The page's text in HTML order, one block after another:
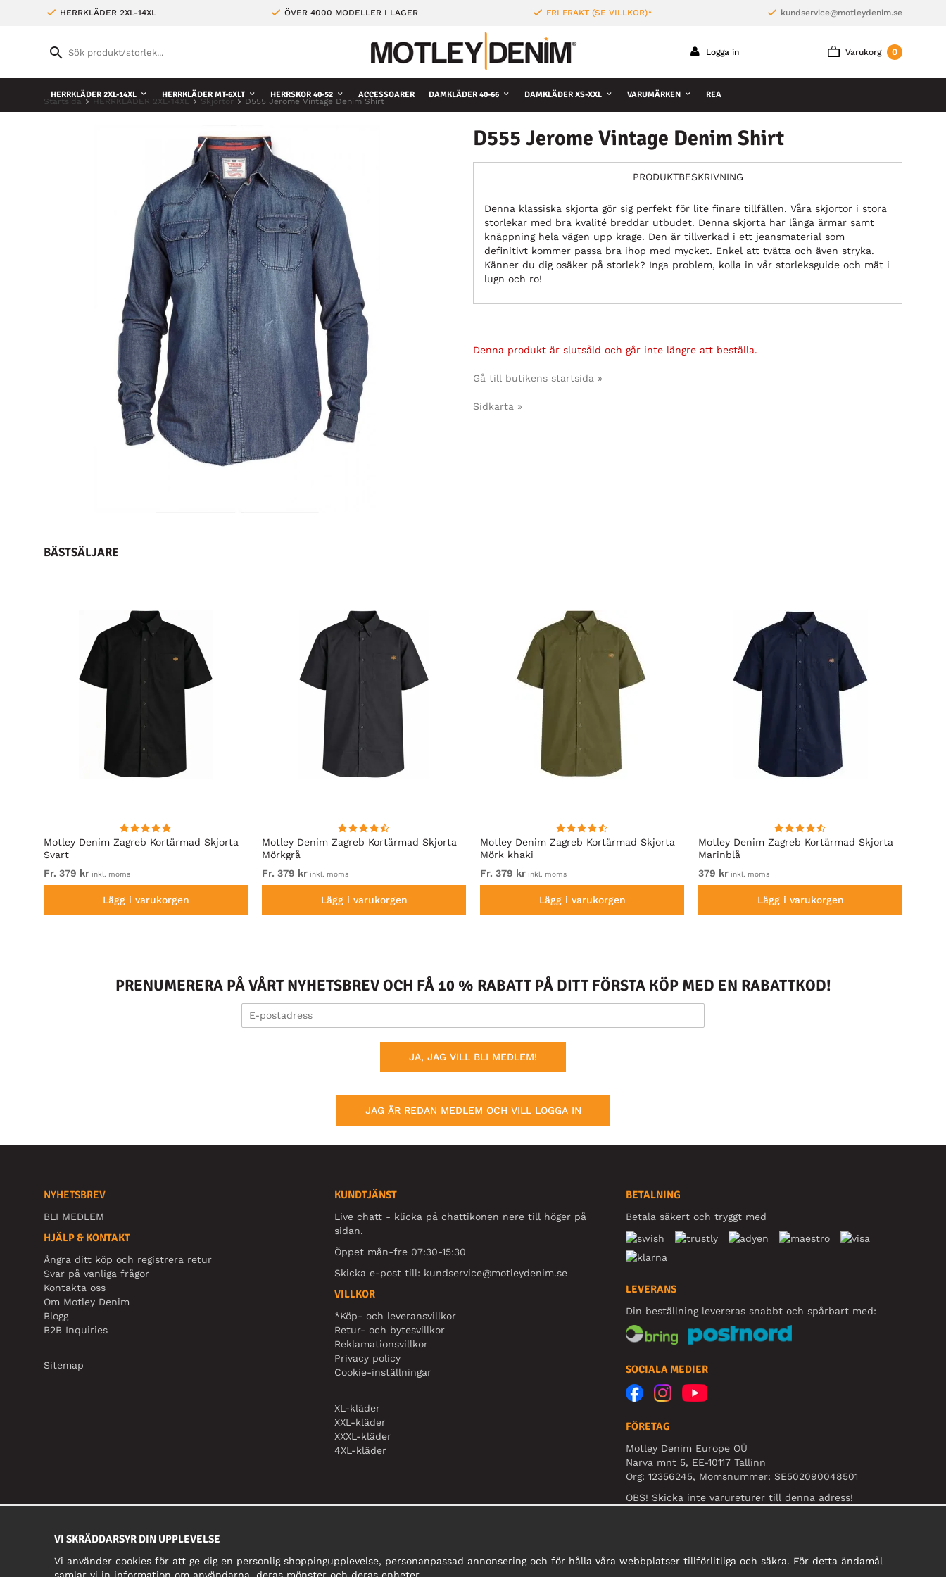
HERRKLÄDER 2XL-14XL ÖVER 4000 MODELLER I LAGER FRI FRAKT (SE VILLKOR)* kundservice@motleydenim.se
Varukorg 0
Logga in
HERRKLÄDER 2XL-14XL HERRKLÄDER MT-6XLT HERRSKOR 40-52 ACCESSOARER DAMKLÄDER 40-66 DAMKLÄDER XS-XXL VARUMÄRKEN REA
Startsida HERRKLÄDER 2XL-14XL Skjortor D555 Jerome Vintage Denim Shirt
D555 Jerome Vintage Denim Shirt
PRODUKTBESKRIVNING
Denna klassiska skjorta gör sig perfekt för lite finare tillfällen. Våra skjortor i stora
storlekar med bra kvalité breddar utbudet. Denna skjorta har långa ärmar samt
knäppning hela vägen upp krage. Den är tillverkad i ett jeansmaterial som
definitivt kommer passa bra ihop med mycket. Enkel att tvätta och även stryka.
Känner du dig osäker på storlek? Inga problem, kolla in vår storleksguide och mät i
lugn och ro!
Denna produkt är slutsåld och går inte längre att beställa.
Gå till butikens startsida »
Sidkarta »
BÄSTSÄLJARE
Motley Denim Zagreb Kortärmad Skjorta
Svart
Fr. 379 kr inkl. moms
Lägg i varukorgen
Motley Denim Zagreb Kortärmad Skjorta
Mörkgrå
Fr. 379 kr inkl. moms
Lägg i varukorgen
Motley Denim Zagreb Kortärmad Skjorta
Mörk khaki
Fr. 379 kr inkl. moms
Lägg i varukorgen
Motley Denim Zagreb Kortärmad Skjorta
Marinblå
379 kr inkl. moms
Lägg i varukorgen
PRENUMERERA PÅ VÅRT NYHETSBREV OCH FÅ 10 % RABATT PÅ DITT FÖRSTA KÖP MED EN RABATTKOD!
JA, JAG VILL BLI MEDLEM!
JAG ÄR REDAN MEDLEM OCH VILL LOGGA IN
NYHETSBREV
BLI MEDLEM
HJÄLP & KONTAKT
Ångra ditt köp och registrera retur
Svar på vanliga frågor
Kontakta oss
Om Motley Denim
Blogg
B2B Inquiries
Sitemap
KUNDTJÄNST
Live chatt - klicka på chattikonen nere till höger på
sidan.
Öppet mån-fre 07:30-15:30
Skicka e-post till: kundservice@motleydenim.se
VILLKOR
*Köp- och leveransvillkor
Retur- och bytesvillkor
Reklamationsvillkor
Privacy policy
Cookie-inställningar
XL-kläder
XXL-kläder
XXXL-kläder
4XL-kläder
BETALNING
Betala säkert och tryggt med
LEVERANS
Din beställning levereras snabbt och spårbart med:
SOCIALA MEDIER
FÖRETAG
Motley Denim Europe OÜ
Narva mnt 5, EE-10117 Tallinn
Org: 12356245, Momsnummer: SE502090048501
OBS! Skicka inte varureturer till denna adress!
VI SKRÄDDARSYR DIN UPPLEVELSE
Vi använder cookies för att ge dig en personlig shoppingupplevelse, personanpassad annonsering och för hålla våra webbplatser tillförlitliga och säkra. För detta ändamål